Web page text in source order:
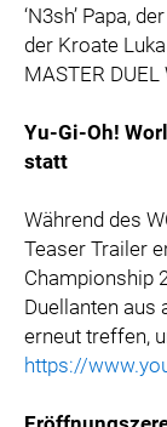
‘N3sh’ Papa,
der Kroate
MASTER
Yu-Gi-Oh!
statt
Während des
Teaser Trailer
Championship
Duellanten aus
erneut treffen,
https://